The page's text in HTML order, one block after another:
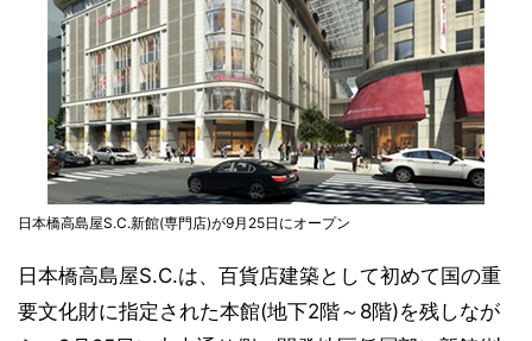
日本橋高島屋S.C.新館(専門店)が9月25日にオープン
日本橋高島屋S.C.は、百貨店建築として初めて国の重
要文化財に指定された本館(地下2階～8階)を残しなが